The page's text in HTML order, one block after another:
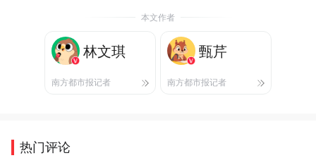
本文作者
林文琪
南方都市报记者
甄芹
南方都市报记者
热门评论